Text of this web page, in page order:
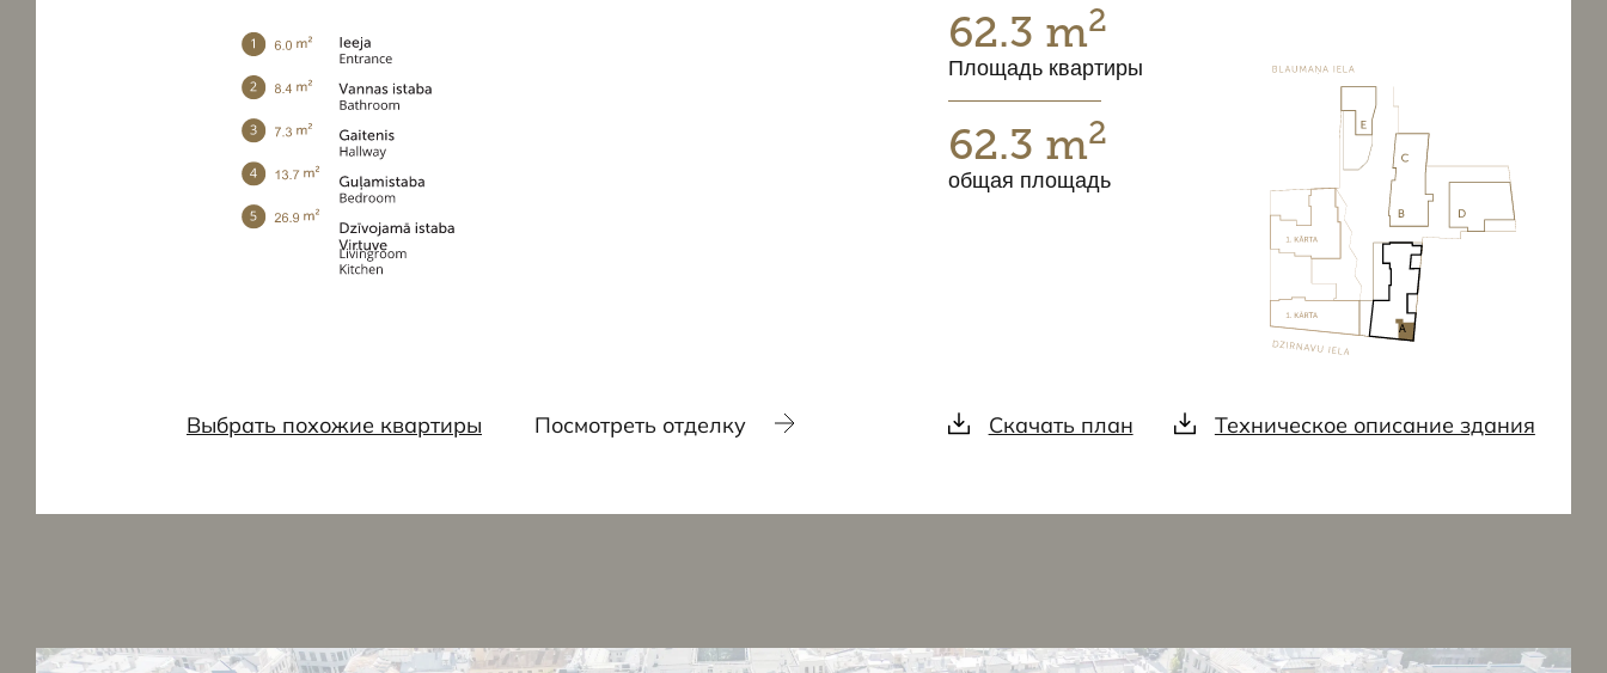
62.3 m2
Площадь квартиры
62.3 m2
общая площадь
Выбрать похожие квартиры Посмотреть отделку Скачать план Техническое описание здания